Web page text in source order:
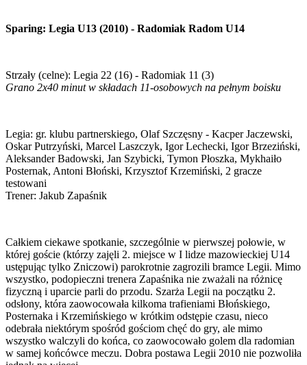
Sparing: Legia U13 (2010) - Radomiak Radom U14
Strzały (celne): Legia 22 (16) - Radomiak 11 (3)
Grano 2x40 minut w składach 11-osobowych na pełnym boisku
Legia: gr. klubu partnerskiego, Olaf Szczęsny - Kacper Jaczewski,
Oskar Putrzyński, Marcel Laszczyk, Igor Lechecki, Igor Brzeziński,
Aleksander Badowski, Jan Szybicki, Tymon Płoszka, Mykhaiło
Posternak, Antoni Błoński, Krzysztof Krzemiński, 2 gracze
testowani
Trener: Jakub Zapaśnik
Całkiem ciekawe spotkanie, szczególnie w pierwszej połowie, w
której goście (którzy zajęli 2. miejsce w I lidze mazowieckiej U14
ustępując tylko Zniczowi) parokrotnie zagrozili bramce Legii. Mimo
wszystko, podopieczni trenera Zapaśnika nie zważali na różnicę
fizyczną i uparcie parli do przodu. Szarża Legii na początku 2.
odsłony, która zaowocowała kilkoma trafieniami Błońskiego,
Posternaka i Krzemińskiego w krótkim odstępie czasu, nieco
odebrała niektórym spośród gościom chęć do gry, ale mimo
wszystko walczyli do końca, co zaowocowało golem dla radomian
w samej końcówce meczu. Dobra postawa Legii 2010 nie pozwoliła